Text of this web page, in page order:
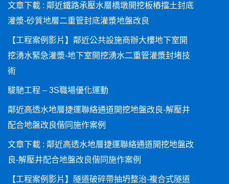
文章下載 : 鄰近鐵路承壓水層橋墩開挖板樁擋土封底
灌漿-砂質地層二重管封底灌漿地盤改良
【工程案例影片】鄰近公共設施商辦大樓地下室開
挖湧水緊急灌漿-地下室開挖湧水二重管灌漿封堵技
術
駿馳工程 – 3S職場優化運動
鄰近高透水地層捷運聯絡通道開挖地盤改良-解壓井
配合地盤改良偕同施作案例
文章下載 : 鄰近高透水地層捷運聯絡通道開挖地盤改
良-解壓井配合地盤改良偕同施作案例
【工程案例影片】隧道破碎帶抽坍整治-複合式隧道